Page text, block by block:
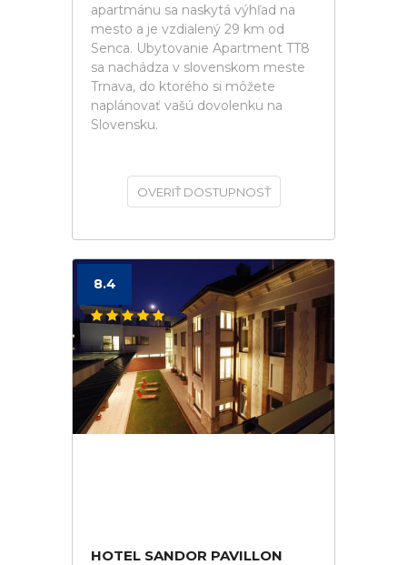
apartmánu sa naskytá výhľad na
mesto a je vzdialený 29 km od
Senca. Ubytovanie Apartment TT8
sa nachádza v slovenskom meste
Trnava, do ktorého si môžete
naplánovať vašú dovolenku na
Slovensku.
OVERIŤ DOSTUPNOSŤ
8.4
HOTEL SANDOR PAVILLON